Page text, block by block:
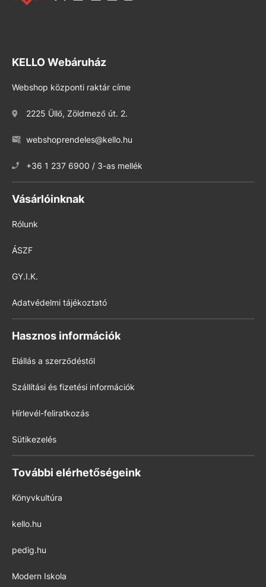
KELLO Webáruház
Webshop központi raktár címe
2225 Üllő, Zöldmező út. 2.
webshoprendeles@kello.hu
+36 1 237 6900 / 3-as mellék
Vásárlóinknak
Rólunk
ÁSZF
GY.I.K.
Adatvédelmi tájékoztató
Hasznos információk
Elállás a szerződéstől
Szállítási és fizetési információk
Hírlevél-feliratkozás
Sütikezelés
További elérhetőségeink
Könyvkultúra
kello.hu
pedig.hu
Modern Iskola